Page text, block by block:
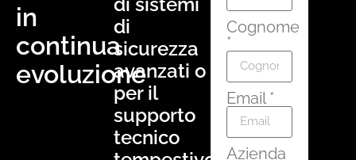
in
continua
evoluzione
di
sicurezza
avanzati o
per il
supporto
tecnico
Cognome
*
Email *
Azienda